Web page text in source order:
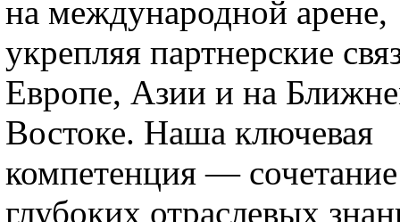
на международной арене,
укрепляя партнерские
Европе, Азии и на
Востоке. Наша ключевая
компетенция — сочетание
глубоких отраслевых